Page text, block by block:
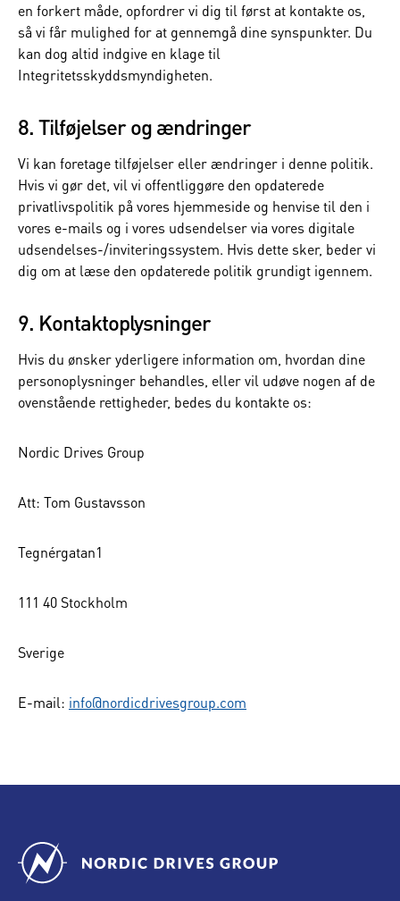
en forkert måde, opfordrer vi dig til først at kontakte os,
så vi får mulighed for at gennemgå dine synspunkter. Du
kan dog altid indgive en klage til
Integritetsskyddsmyndigheten.
8. Tilføjelser og ændringer
Vi kan foretage tilføjelser eller ændringer i denne politik.
Hvis vi gør det, vil vi offentliggøre den opdaterede
privatlivspolitik på vores hjemmeside og henvise til den i
vores e-mails og i vores udsendelser via vores digitale
udsendelses-/inviteringssystem. Hvis dette sker, beder vi
dig om at læse den opdaterede politik grundigt igennem.
9. Kontaktoplysninger
Hvis du ønsker yderligere information om, hvordan dine
personoplysninger behandles, eller vil udøve nogen af de
ovenstående rettigheder, bedes du kontakte os:
Nordic Drives Group
Att: Tom Gustavsson
Tegnérgatan1
111 40 Stockholm
Sverige
E-mail: info@nordicdrivesgroup.com